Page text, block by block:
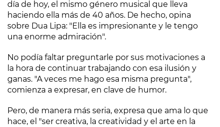
día de hoy, el mismo género musical que lleva
haciendo ella más de 40 años. De hecho, opina
sobre Dua Lipa: "Ella es impresionante y le tengo
una enorme admiración".
No podía faltar preguntarle por sus motivaciones a
la hora de continuar trabajando con esa ilusión y
ganas. "A veces me hago esa misma pregunta",
comienza a expresar, en clave de humor.
Pero, de manera más seria, expresa que ama lo que
hace, el "ser creativa, la creatividad y el arte en la